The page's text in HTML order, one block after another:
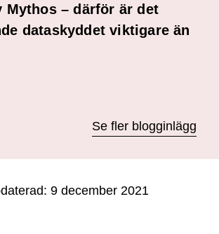
Mythos – därför är det
dataskyddet viktigare än
Se fler blogginlägg
9 december 2021